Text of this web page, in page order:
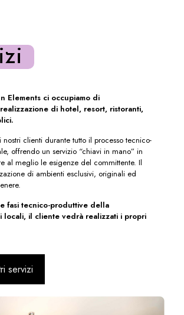
Elements ci occupiamo di
di hotel, resort, ristoranti,
clienti durante tutto il processo tecnico-
offrendo un servizio “chiavi in mano” in
al meglio le esigenze del committente. Il
di ambienti esclusivi, originali ed
fasi tecnico-produttive della
locali, il cliente vedrà realizzati i propri
servizi